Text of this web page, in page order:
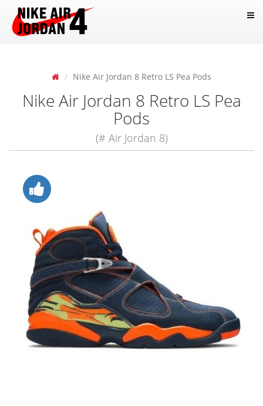
Nike Air Jordan 8 Retro LS Pea Pods
Nike Air Jordan 8 Retro LS Pea
Pods
(# Air Jordan 8)